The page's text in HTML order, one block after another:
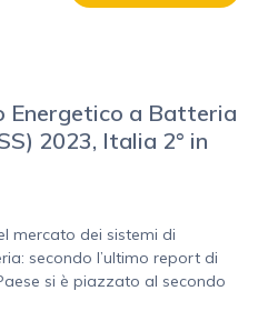
Energetico a Batteria
2023, Italia 2° in
mercato dei sistemi di
secondo l’ultimo report di
si è piazzato al secondo